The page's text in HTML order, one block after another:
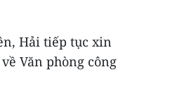
Hải tiếp tục xin
Văn phòng công